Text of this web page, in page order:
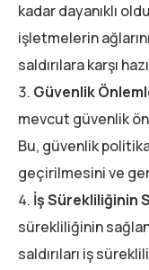
kadar dayanıklı
işletmelerin
saldırılara karşı
Güvenlik
mevcut güvenlik
Bu, güvenlik
geçirilmesini ve
İş Sürekliliğinin
sürekliliğinin
saldırıları iş